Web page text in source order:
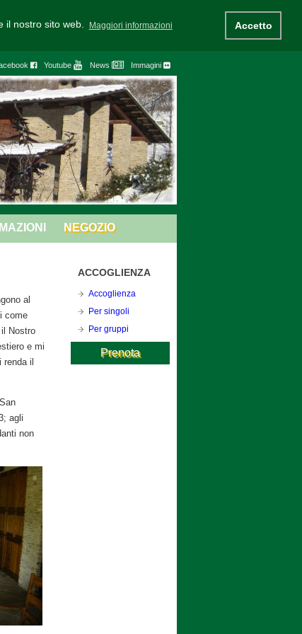
il nostro sito web. Maggiori informazioni Accetto
Immagini
News
Youtube
NEGOZIO
ACCOGLIENZA
Accoglienza
Per singoli
Per gruppi
Prenota
al
come
Nostro
e mi
renda il
agli
non